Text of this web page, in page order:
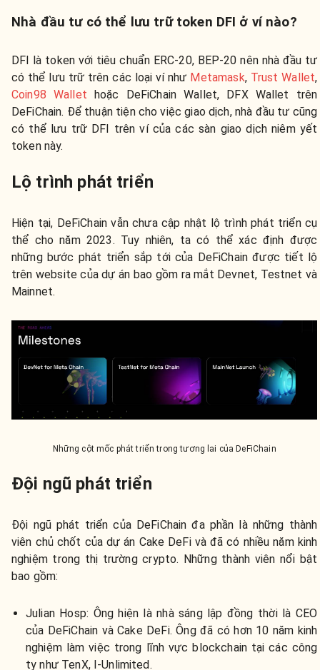
Nhà đầu tư có thể lưu trữ token DFI ở ví nào?
DFI là token với tiêu chuẩn ERC-20, BEP-20 nên nhà đầu tư
có thể lưu trữ trên các loại ví như Metamask, Trust Wallet,
Coin98 Wallet hoặc DeFiChain Wallet, DFX Wallet trên
DeFiChain. Để thuận tiện cho việc giao dịch, nhà đầu tư cũng
có thể lưu trữ DFI trên ví của các sàn giao dịch niêm yết
token này.
Lộ trình phát triển
Hiện tại, DeFiChain vẫn chưa cập nhật lộ trình phát triển cụ
thể cho năm 2023. Tuy nhiên, ta có thể xác định được
những bước phát triển sắp tới của DeFiChain được tiết lộ
trên website của dự án bao gồm ra mắt Devnet, Testnet và
Mainnet.
Những cột mốc phát triển trong tương lai của DeFiChain
Đội ngũ phát triển
Đội ngũ phát triển của DeFiChain đa phần là những thành
viên chủ chốt của dự án Cake DeFi và đã có nhiều năm kinh
nghiệm trong thị trường crypto. Những thành viên nổi bật
bao gồm:
Julian Hosp: Ông hiện là nhà sáng lập đồng thời là CEO
của DeFiChain và Cake DeFi. Ông đã có hơn 10 năm kinh
nghiệm làm việc trong lĩnh vực blockchain tại các công
ty như TenX, I-Unlimited.